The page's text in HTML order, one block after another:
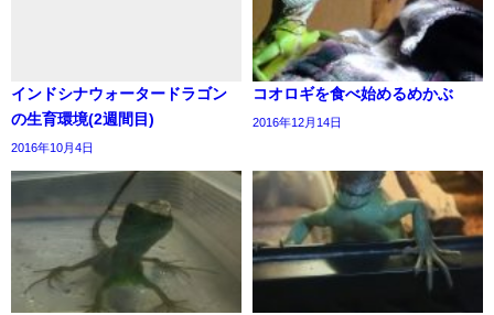
インドシナウォータードラゴン
の生育環境(2週間目)
2016年10月4日
コオロギを食べ始めるめかぶ
2016年12月14日